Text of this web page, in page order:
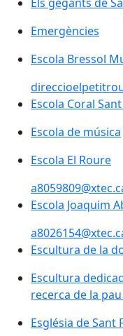
Emergències
Escola Bressol
Escola Bressol
Escola Coral
Escola Coral
Escola de música
Escola de música
Escola El Roure
Escola El Roure
Escola Joaquim
Escola Joaquim
Escultura de la
Escultura de la
Escultura
Escultura
recerca de la
Església de Sant
Església de Sant